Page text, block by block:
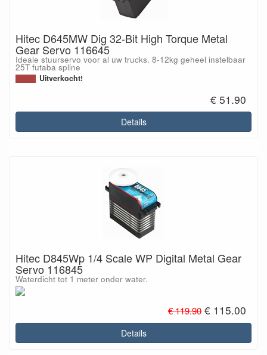
Hitec D645MW Dig 32-Bit High Torque Metal
Gear Servo 116645
Ideale stuurservo voor al uw trucks. 8-12kg geheel instelbaar
25T futaba spline
Uitverkocht!
€ 51.90
Details
Hitec D845Wp 1/4 Scale WP Digital Metal Gear
Servo 116845
Waterdicht tot 1 meter onder water.
€ 119.90 € 115.00
Details